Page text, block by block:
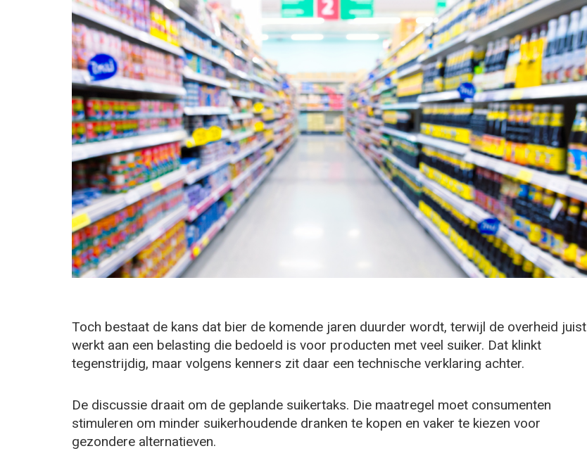
Toch bestaat de kans dat bier de komende jaren duurder wordt, terwijl de overheid juist
werkt aan een belasting die bedoeld is voor producten met veel suiker. Dat klinkt
tegenstrijdig, maar volgens kenners zit daar een technische verklaring achter.
De discussie draait om de geplande suikertaks. Die maatregel moet consumenten
stimuleren om minder suikerhoudende dranken te kopen en vaker te kiezen voor
gezondere alternatieven.